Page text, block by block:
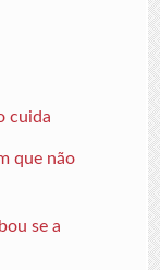
cuida
que não
se a